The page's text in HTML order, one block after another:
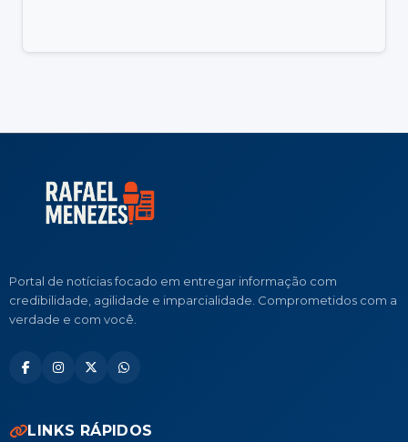
Portal de notícias focado em entregar informação com
credibilidade, agilidade e imparcialidade. Comprometidos com a
verdade e com você.
LINKS RÁPIDOS